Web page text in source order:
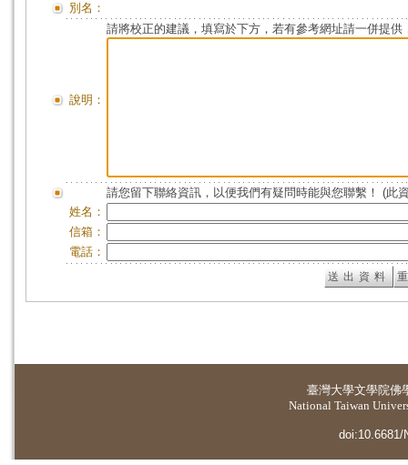
別名：
說明：
請將校正的建議，填寫於下方，若有參考網址請一併提供
請您留下聯絡資訊，以便我們有疑問時能與您聯繫！ (此
姓名：
信箱：
電話：
臺灣大學文學院佛
National Taiwan
doi:10.6681/